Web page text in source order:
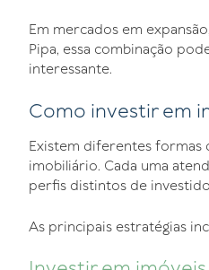
Em mercados em
Pipa, essa combinação
interessante.
Como investir em
Existem diferentes formas
imobiliário. Cada uma
perfis distintos de
As principais estratégias